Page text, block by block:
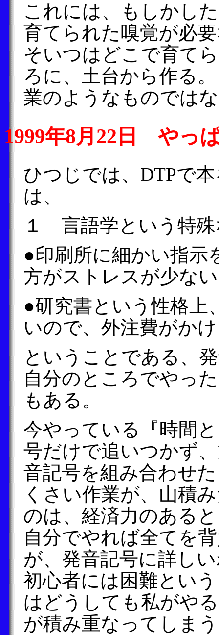
これには、もしかし
育てられた嗅覚が必
そいつはどこで育て
ろに、土台から作る
業のようなものでは
1999年8月22日 やっ
ひつじでは、DTPで
は、
１ 言語学という特
●印刷所に細かい指示
方がストレスが少ない
●研究書という性格上
いので、外注費がか
ということである、
自分のところでやっ
もある。
今やっている『時間
号だけで追いつかず
音記号を組み合わせ
くさい作業が、山積
のは、経済力のある
自分でやれば全てを
が、発音記号に詳し
初心者には困難とい
はどうしても私がや
が積み重なってしま